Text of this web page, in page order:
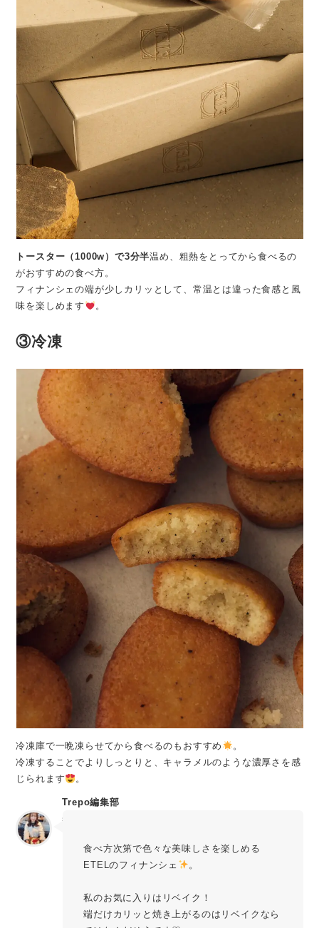
トースター（1000w）で3分半温め、粗熱をとってから食べるの
がおすすめの食べ方。
フィナンシェの端が少しカリッとして、常温とは違った食感と風
味を楽しめます
。
③冷凍
冷凍庫で一晩凍らせてから食べるのもおすすめ
。
冷凍することでよりしっとりと、キャラメルのような濃厚さを感
じられます
。
Trepo編集部
sachika
食べ方次第で色々な美味しさを楽しめる
ETELのフィナンシェ
。
私のお気に入りはリベイク！
端だけカリッと焼き上がるのはリベイクなら